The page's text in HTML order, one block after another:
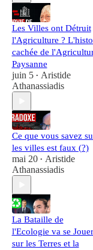
Les Villes ont Détruit
l'Agriculture ?
cachée de
Paysanne
juin 5 • Aristide
Athanassiadis
Ce que vous savez
les villes est faux (?)
mai 20 • Aristide
Athanassiadis
La Bataille de
l'Ecologie va se Jouer
sur les Terres et la